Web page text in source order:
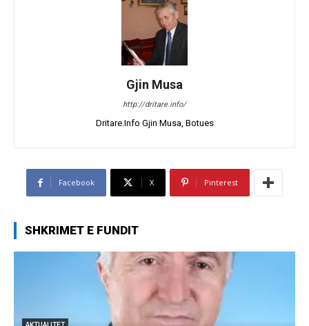
Gjin Musa
http://dritare.info/
Dritare.Info Gjin Musa, Botues
Facebook X Pinterest
SHKRIMET E FUNDIT